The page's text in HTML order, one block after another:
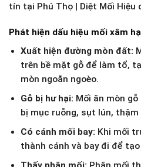
tín tại Phú Thọ | Diệt Mối Hiệu
Phát hiện dấu hiệu mối xâm
Xuất hiện đường mòn đất:
trên bề mặt gỗ để làm tổ,
mòn ngoằn ngoèo.
Gỗ bị hư hại: Mối ăn mòn
bị mục ruỗng, sụt lún,
Có cánh mối bay: Khi mối
thành cánh và bay đi để